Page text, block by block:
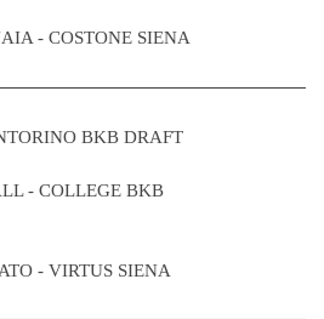
- COSTONE SIENA
BKB DRAFT
- COLLEGE BKB
- VIRTUS SIENA